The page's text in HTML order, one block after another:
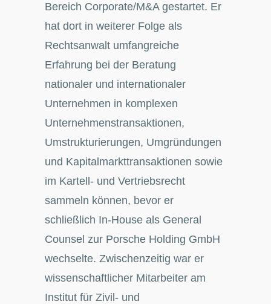
Bereich Corporate/M&A gestartet. Er
hat dort in weiterer Folge als
Rechtsanwalt umfangreiche
Erfahrung bei der Beratung
nationaler und internationaler
Unternehmen in komplexen
Unternehmenstransaktionen,
Umstrukturierungen, Umgründungen
und Kapitalmarkttransaktionen sowie
im Kartell- und Vertriebsrecht
sammeln können, bevor er
schließlich In-House als General
Counsel zur Porsche Holding GmbH
wechselte. Zwischenzeitig war er
wissenschaftlicher Mitarbeiter am
Institut für Zivil- und